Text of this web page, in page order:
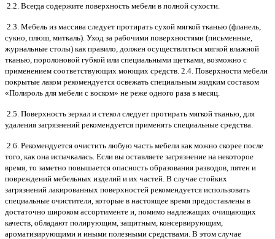
2.2. Всегда содержите поверхность мебели в полной сухости.
2.3. Мебель из массива следует протирать сухой мягкой тканью (фланель,
сукно, плюш, миткаль). Уход за рабочими поверхностями (письменные,
журнальные столы) как правило, должен осуществляться мягкой влажной
тканью, поролоновой губкой или специальными щетками, возможно с
применением соответствующих моющих средств. 2.4. Поверхности мебели
покрытые лаком рекомендуется освежать специальным жидким составом
«Полироль для мебели с воском» не реже одного раза в месяц.
2.5. Поверхность зеркал и стекол следует протирать мягкой тканью, для
удаления загрязнений рекомендуется применять специальные средства.
2.6. Рекомендуется очистить любую часть мебели как можно скорее после
того, как она испачкалась. Если вы оставляете загрязнение на некоторое
время, то заметно повышается опасность образования разводов, пятен и
повреждений мебельных изделий и их частей. В случае стойких
загрязнений лакированных поверхностей рекомендуется использовать
специальные очистители, которые в настоящее время предоставлены в
достаточно широком ассортименте и, помимо надлежащих очищающих
качеств, обладают полирующим, защитным, консервирующим,
ароматизирующими и иными полезными средствами. В этом случае